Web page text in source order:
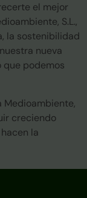
el mejor
S.L.,
la sostenibilidad
nueva
que podemos
Medioambiente,
creciendo
la